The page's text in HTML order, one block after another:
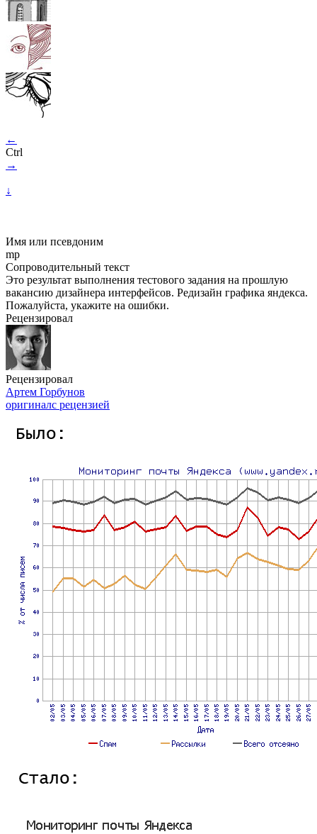
←
Ctrl
→
↓
Имя или псевдоним
mp
Сопроводительный текст
Это результат выполнения тестового задания на прошлую
вакансию дизайнера интерфейсов. Редизайн графика яндекса.
Пожалуйста, укажите на ошибки.
Рецензировал
Рецензировал
Артем Горбунов
оригиналс рецензией